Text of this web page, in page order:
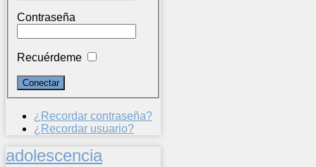
Contraseña
Recuérdeme
¿Recordar contraseña?
¿Recordar usuario?
adolescencia